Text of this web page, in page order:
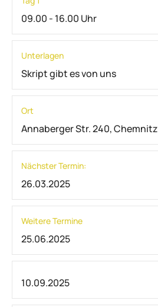
09.00 - 16.00 Uhr
Unterlagen
Skript gibt es von uns
Ort
Annaberger Str. 240, Chemnitz
Nächster Termin:
26.03.2025
Weitere Termine
25.06.2025
10.09.2025